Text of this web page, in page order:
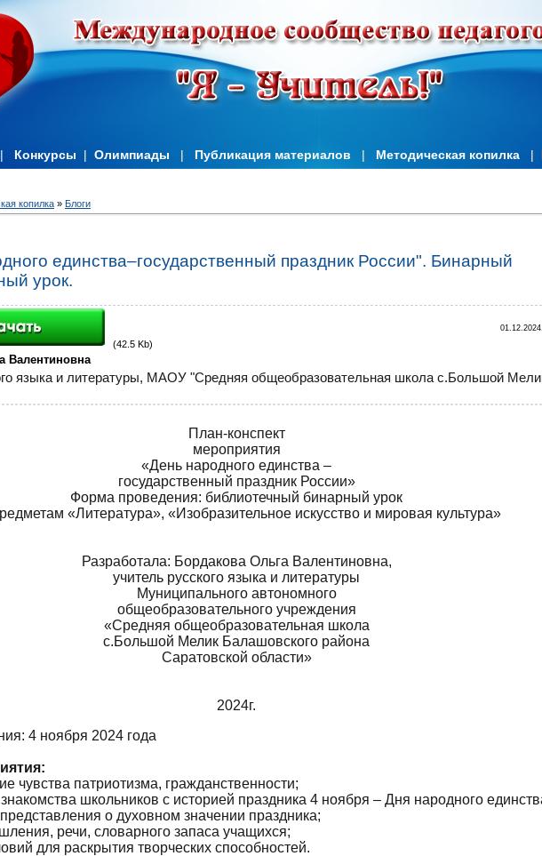
| Конкурсы | Олимпиады | Публикация материалов | Методическая копилка |
копилка » Блоги
единства–государственный праздник России". Бинарный
урок.
(42.5 Kb)
Валентиновна
языка и литературы, МАОУ "Средняя общеобразовательная школа с.Большой
План-конспект
мероприятия
«День народного единства –
государственный праздник России»
Форма проведения: библиотечный бинарный урок
«Литература», «Изобразительное искусство и мировая культура»
Разработала: Бордакова Ольга Валентиновна,
учитель русского языка и литературы
Муниципального автономного
общеобразовательного учреждения
«Средняя общеобразовательная школа
с.Большой Мелик Балашовского района
Саратовской области»
2024г.
4 ноября 2024 года
чувства патриотизма, гражданственности;
школьников с историей праздника 4 ноября – Дня народного
о духовном значении праздника;
речи, словарного запаса учащихся;
для раскрытия творческих способностей.